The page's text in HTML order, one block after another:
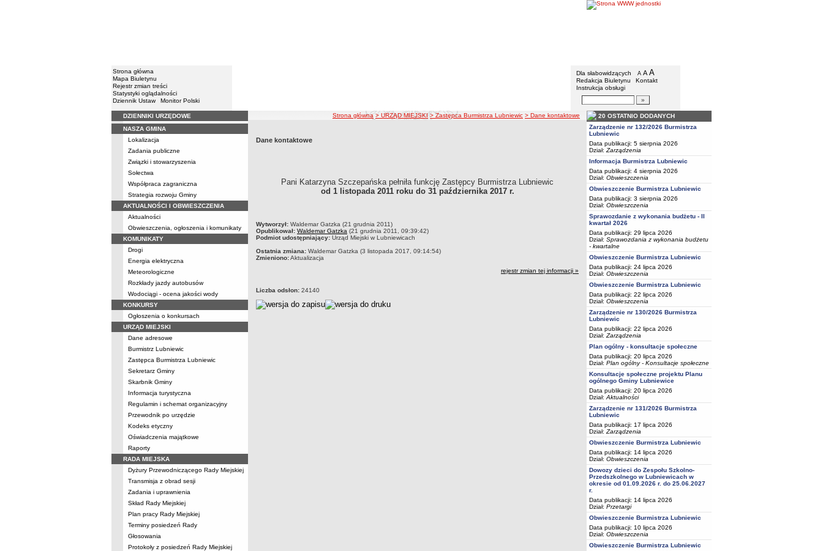
Strona główna
Mapa Biuletynu
Rejestr zmian treści
Statystyki oglądalności
Dziennik Ustaw
Monitor Polski
BIP - Urząd Miejski w Lubniewicach
Menu dodatkowe
Dla słabowidzących A pomniejsz czcionkę
A standardowy rozmiar czcionki
A
Redakcja Biuletynu
Kontakt
Instrukcja obsługi
Wyszukiwarka artykułów
Menu
DZIENNIKI URZĘDOWE
NASZA GMINA
Lokalizacja
Zadania publiczne
Związki i stowarzyszenia
Sołectwa
Współpraca zagraniczna
Strategia rozwoju Gminy
AKTUALNOŚCI I OBWIESZCZENIA
Aktualności
Obwieszczenia, ogłoszenia i komunikaty
KOMUNIKATY
Drogi
Energia elektryczna
Meteorologiczne
Rozkłady jazdy autobusów
Wodociągi - ocena jakości wody
KONKURSY
Ogłoszenia o konkursach
URZĄD MIEJSKI
Dane adresowe
Burmistrz Lubniewic
Zastępca Burmistrza Lubniewic
Sekretarz Gminy
Skarbnik Gminy
Informacja turystyczna
Regulamin i schemat organizacyjny
Przewodnik po urzędzie
Kodeks etyczny
Oświadczenia majątkowe
Raporty
RADA MIEJSKA
Dyżury Przewodniczącego Rady Miejskiej
Transmisja z obrad sesji
Zadania i uprawnienia
Skład Rady Miejskiej
Plan pracy Rady Miejskiej
Terminy posiedzeń Rady
Głosowania
Protokoły z posiedzeń Rady Miejskiej
ścieżka nawigacji
Strona główna > URZĄD MIEJSKI > Zastępca Burmistrza Lubniewic > Dane kontaktowe
Dane kontaktowe
Pani Katarzyna Szczepańska pełniła funkcję Zastępcy Burmistrza Lubniewic
od 1 listopada 2011 roku do 31 października 2017 r.
metryczka
Wytworzył: Waldemar Gatzka (21 grudnia 2011)
Opublikował: Waldemar Gatzka (21 grudnia 2011, 09:39:42)
Podmiot udostępniający: Urząd Miejski w Lubniewicach
Ostatnia zmiana: Waldemar Gatzka (3 listopada 2017, 09:14:54)
Zmieniono:Aktualizacja
rejestr zmian tej informacji »
Liczba odsłon: 24140
20 OSTATNIO DODANYCH
Zarządzenie nr 132/2026 Burmistrza
Lubniewic
Data publikacji: 5 sierpnia 2026
Dział: Zarządzenia
Informacja Burmistrza Lubniewic
Data publikacji: 4 sierpnia 2026
Dział: Obwieszczenia
Obwieszczenie Burmistrza Lubniewic
Data publikacji: 3 sierpnia 2026
Dział: Obwieszczenia
Sprawozdanie z wykonania budżetu - II
kwartał 2026
Data publikacji: 29 lipca 2026
Dział: Sprawozdania z wykonania budżetu
- kwartalne
Obwieszczenie Burmistrza Lubniewic
Data publikacji: 24 lipca 2026
Dział: Obwieszczenia
Obwieszczenie Burmistrza Lubniewic
Data publikacji: 22 lipca 2026
Dział: Obwieszczenia
Zarządzenie nr 130/2026 Burmistrza
Lubniewic
Data publikacji: 22 lipca 2026
Dział: Zarządzenia
Plan ogólny - konsultacje społeczne
Data publikacji: 20 lipca 2026
Dział: Plan ogólny - Konsultacje społeczne
Konsultacje społeczne projektu Planu
ogólnego Gminy Lubniewice
Data publikacji: 20 lipca 2026
Dział: Aktualności
Zarządzenie nr 131/2026 Burmistrza
Lubniewic
Data publikacji: 17 lipca 2026
Dział: Zarządzenia
Obwieszczenie Burmistrza Lubniewic
Data publikacji: 14 lipca 2026
Dział: Obwieszczenia
Dowozy dzieci do Zespołu Szkolno-
Przedszkolnego w Lubniewicach w
okresie od 01.09.2026 r. do 25.06.2027
r.
Data publikacji: 14 lipca 2026
Dział: Przetargi
Obwieszczenie Burmistrza Lubniewic
Data publikacji: 10 lipca 2026
Dział: Obwieszczenia
Obwieszczenie Burmistrza Lubniewic